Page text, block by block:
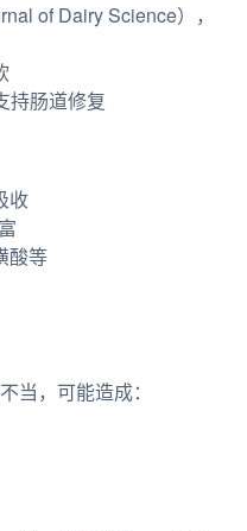
of Dairy Science），
持肠道修复
收
酸等
当，可能造成：